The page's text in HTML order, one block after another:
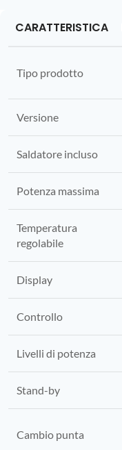
CARATTERISTICA
Tipo prodotto
Versione
Saldatore incluso
Potenza massima
Temperatura
regolabile
Display
Controllo
Livelli di potenza
Stand-by
Cambio punta